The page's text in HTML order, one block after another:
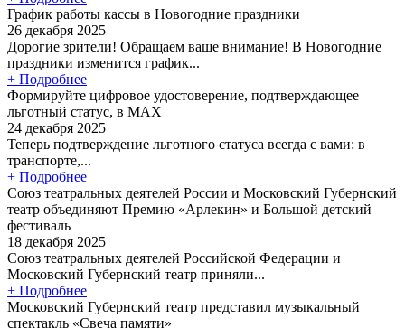
График работы кассы в Новогодние праздники
26 декабря 2025
Дорогие зрители! Обращаем ваше внимание! В Новогодние
праздники изменится график...
+ Подробнее
Формируйте цифровое удостоверение, подтверждающее
льготный статус, в МАХ
24 декабря 2025
Теперь подтверждение льготного статуса всегда с вами: в
транспорте,...
+ Подробнее
Союз театральных деятелей России и Московский Губернский
театр объединяют Премию «Арлекин» и Большой детский
фестиваль
18 декабря 2025
Союз театральных деятелей Российской Федерации и
Московский Губернский театр приняли...
+ Подробнее
Московский Губернский театр представил музыкальный
спектакль «Свеча памяти»